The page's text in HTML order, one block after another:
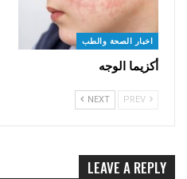
اخبار الصحة والطب
أكزيما الوجه
NEXT
LEAVE A REPLY